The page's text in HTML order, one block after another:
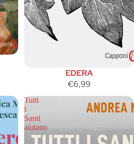
EDERA
€6,99
Tutti
i
Santi
aiutano